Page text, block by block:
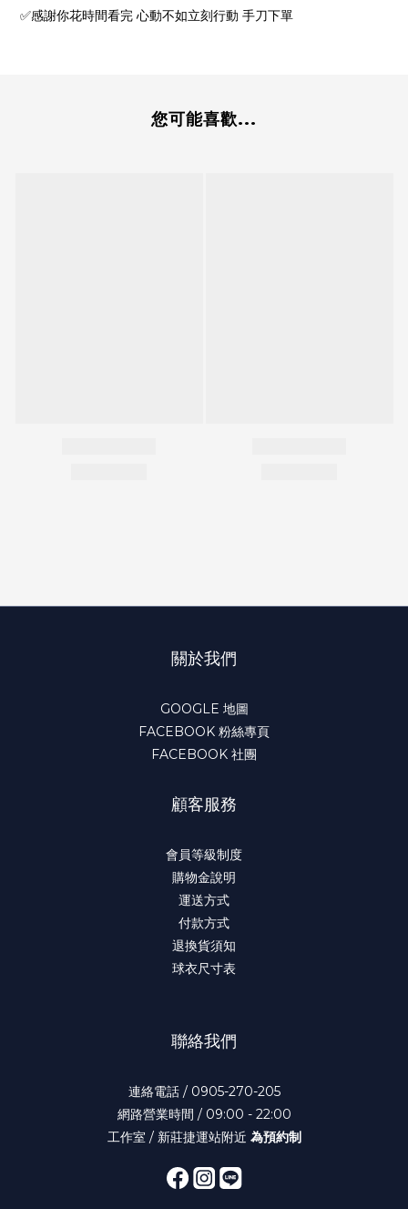
✅感謝你花時間看完 心動不如立刻行動 手刀下單
您可能喜歡...
關於我們
GOOGLE 地圖
FACEBOOK 粉絲專頁
FACEBOOK 社團
顧客服務
會員等級制度
購物金說明
運送方式
付款方式
退換貨須知
球衣尺寸表
聯絡我們
連絡電話 / 0905-270-205
網路營業時間 / 09:00 - 22:00
工作室 / 新莊捷運站附近 為預約制